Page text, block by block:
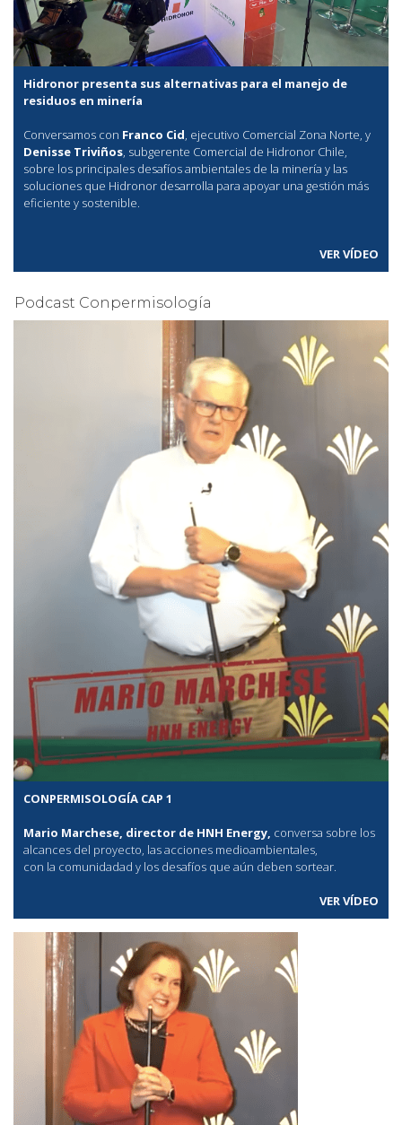
Hidronor presenta sus alternativas para el manejo de
residuos en minería
Conversamos con Franco Cid, ejecutivo Comercial Zona Norte, y
Denisse Triviños, subgerente Comercial de Hidronor Chile,
sobre los principales desafíos ambientales de la minería y las
soluciones que Hidronor desarrolla para apoyar una gestión más
eficiente y sostenible.
VER VÍDEO
Podcast Conpermisología
CONPERMISOLOGÍA CAP 1
Mario Marchese, director de HNH Energy, conversa sobre los
alcances del proyecto, las acciones medioambientales,
con la comunidadad y los desafíos que aún deben sortear.
VER VÍDEO